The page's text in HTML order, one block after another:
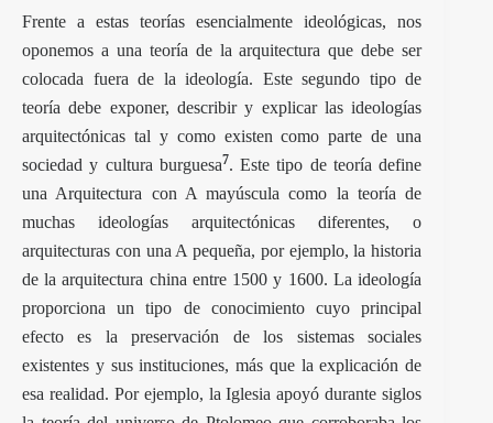
Frente a estas teorías esencialmente ideológicas, nos
oponemos a una teoría de la arquitectura que debe ser
colocada fuera de la ideología. Este segundo tipo de
teoría debe exponer, describir y explicar las ideologías
arquitectónicas tal y como existen como parte de una
sociedad y cultura burguesa7. Este tipo de teoría define
una Arquitectura con A mayúscula como la teoría de
muchas ideologías arquitectónicas diferentes, o
arquitecturas con una A pequeña, por ejemplo, la historia
de la arquitectura china entre 1500 y 1600. La ideología
proporciona un tipo de conocimiento cuyo principal
efecto es la preservación de los sistemas sociales
existentes y sus instituciones, más que la explicación de
esa realidad. Por ejemplo, la Iglesia apoyó durante siglos